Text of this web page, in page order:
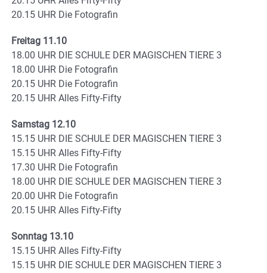
20.15 UHR Die Fotografin
Freitag 11.10
18.00 UHR DIE SCHULE DER MAGISCHEN TIERE 3
18.00 UHR Die Fotografin
20.15 UHR Die Fotografin
20.15 UHR Alles Fifty-Fifty
Samstag 12.10
15.15 UHR DIE SCHULE DER MAGISCHEN TIERE 3
15.15 UHR Alles Fifty-Fifty
17.30 UHR Die Fotografin
18.00 UHR DIE SCHULE DER MAGISCHEN TIERE 3
20.00 UHR Die Fotografin
20.15 UHR Alles Fifty-Fifty
Sonntag 13.10
15.15 UHR Alles Fifty-Fifty
15.15 UHR DIE SCHULE DER MAGISCHEN TIERE 3